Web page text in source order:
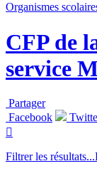
Organismes
CFP de
service
Partager
Facebook

Filtrer les résultats...